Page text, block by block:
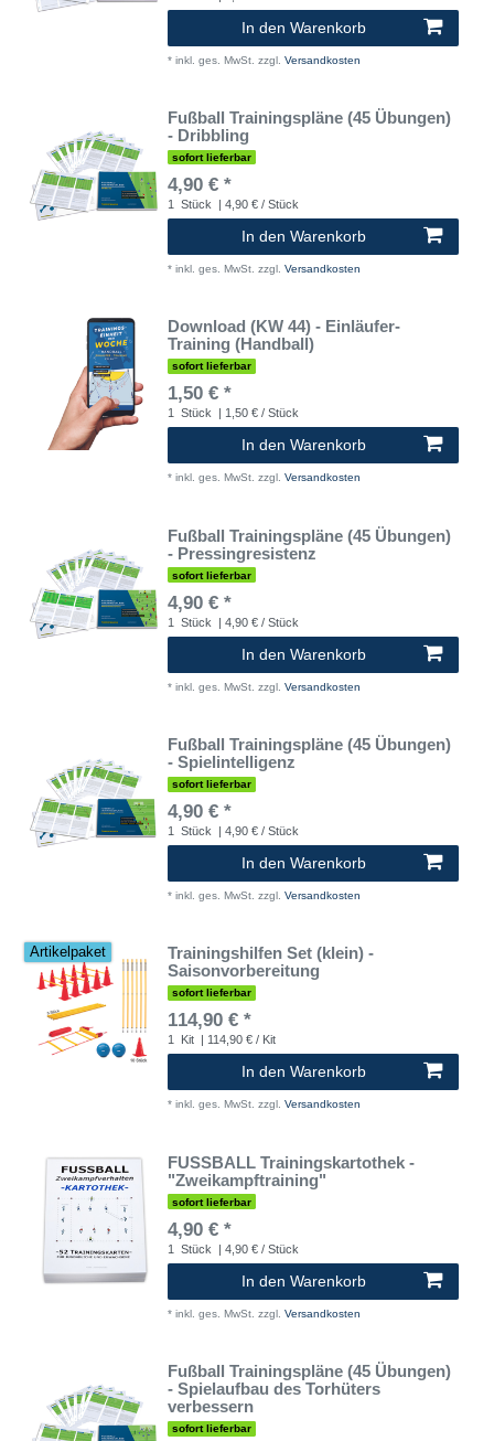
In den Warenkorb
* inkl. ges. MwSt. zzgl. Versandkosten
Fußball Trainingspläne (45 Übungen)
- Dribbling
sofort lieferbar
4,90 € *
1 Stück | 4,90 € / Stück
In den Warenkorb
* inkl. ges. MwSt. zzgl. Versandkosten
Download (KW 44) - Einläufer-
Training (Handball)
sofort lieferbar
1,50 € *
1 Stück | 1,50 € / Stück
In den Warenkorb
* inkl. ges. MwSt. zzgl. Versandkosten
Fußball Trainingspläne (45 Übungen)
- Pressingresistenz
sofort lieferbar
4,90 € *
1 Stück | 4,90 € / Stück
In den Warenkorb
* inkl. ges. MwSt. zzgl. Versandkosten
Fußball Trainingspläne (45 Übungen)
- Spielintelligenz
sofort lieferbar
4,90 € *
1 Stück | 4,90 € / Stück
In den Warenkorb
* inkl. ges. MwSt. zzgl. Versandkosten
Artikelpaket
Trainingshilfen Set (klein) -
Saisonvorbereitung
sofort lieferbar
114,90 € *
1 Kit | 114,90 € / Kit
In den Warenkorb
* inkl. ges. MwSt. zzgl. Versandkosten
FUSSBALL Trainingskartothek -
"Zweikampftraining"
sofort lieferbar
4,90 € *
1 Stück | 4,90 € / Stück
In den Warenkorb
* inkl. ges. MwSt. zzgl. Versandkosten
Fußball Trainingspläne (45 Übungen)
- Spielaufbau des Torhüters
verbessern
sofort lieferbar